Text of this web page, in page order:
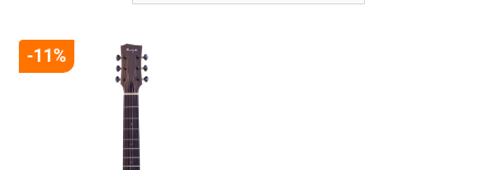
-11%